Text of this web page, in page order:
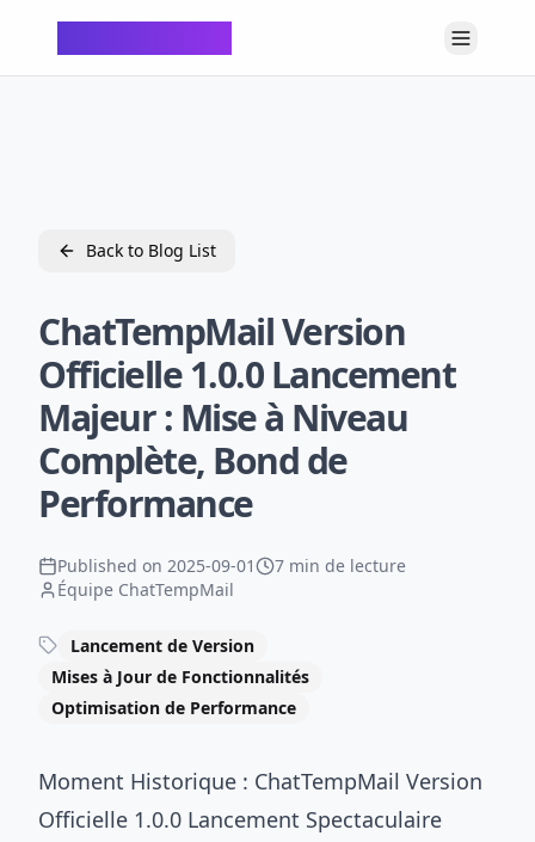
Back to Blog List
ChatTempMail Version
Officielle 1.0.0 Lancement
Majeur : Mise à Niveau
Complète, Bond de
Performance
Published on 2025-09-01
7 min de lecture
Équipe ChatTempMail
Lancement de Version
Mises à Jour de Fonctionnalités
Optimisation de Performance
Moment Historique : ChatTempMail Version
Officielle 1.0.0 Lancement Spectaculaire